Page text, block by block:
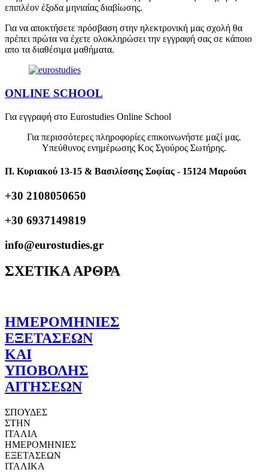
επιπλέον έξοδα μηνιαίας διαβίωσης.
Για να αποκτήσετε πρόσβαση στην ηλεκτρονική μας σχολή θα
πρέπει πρώτα να έχετε ολοκληρώσει την εγγραφή σας σε κάποιο
απο τα διαθέσιμα μαθήματα.
ONLINE SCHOOL
Για εγγραφή στο Eurostudies Online School
Για περισσότερες πληροφορίες επικοινωνήστε μαζί μας.
Υπεύθυνος ενημέρωσης Κος Σγούρος Σωτήρης.
Π. Κυριακού 13-15 & Βασιλίσσης Σοφίας - 15124 Μαρούσι
+30 2108050650
+30 6937149819
info@eurostudies.gr
ΣΧΕΤΙΚΑ ΑΡΘΡΑ
ΗΜΕΡΟΜΗΝΙΕΣ
ΕΞΕΤΑΣΕΩΝ
ΚΑΙ
ΥΠΟΒΟΛΗΣ
ΑΙΤΗΣΕΩΝ
ΣΠΟΥΔΕΣ
ΣΤΗΝ
ΙΤΑΛΙΑ
ΗΜΕΡΟΜΗΝΙΕΣ
ΕΞΕΤΑΣΕΩΝ
ΙΤΑΛΙΚΑ